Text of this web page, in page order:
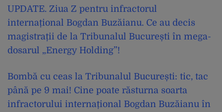
UPDATE. Ziua Z pentru infractorul
internațional Bogdan Buzăianu. Ce au decis
magistrații de la Tribunalul București în mega-
dosarul „Energy Holding”!
Bombă cu ceas la Tribunalul București: tic, tac
până pe 9 mai! Cine poate răsturna soarta
infractorului internațional Bogdan Buzăianu în